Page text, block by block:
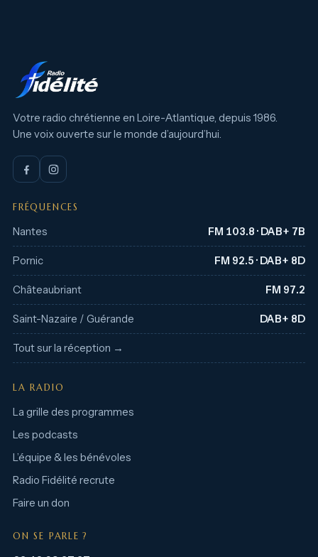
Votre radio chrétienne en Loire-Atlantique, depuis 1986.
Une voix ouverte sur le monde d’aujourd’hui.
FRÉQUENCES
Nantes FM 103.8 · DAB+ 7B
Pornic FM 92.5 · DAB+ 8D
Châteaubriant FM 97.2
Saint-Nazaire / Guérande DAB+ 8D
Tout sur la réception →
LA RADIO
La grille des programmes
Les podcasts
L’équipe & les bénévoles
Radio Fidélité recrute
Faire un don
ON SE PARLE ?